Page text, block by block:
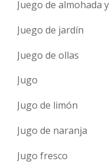
Juego de jardín
Juego de ollas
Jugo
Jugo de limón
Jugo de naranja
Jugo fresco